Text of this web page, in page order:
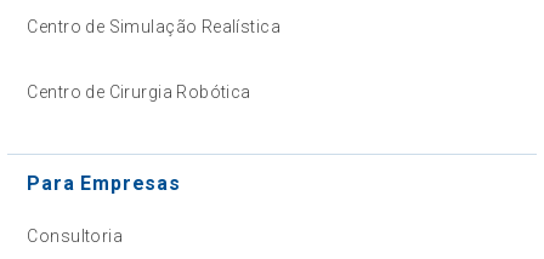
Centro de Simulação Realística
Centro de Cirurgia Robótica
Para Empresas
Consultoria